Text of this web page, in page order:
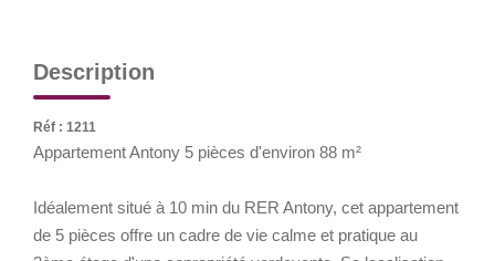
Description
Réf : 1211
Appartement Antony 5 pièces d'environ 88 m²
Idéalement situé à 10 min du RER Antony, cet appartement
de 5 pièces offre un cadre de vie calme et pratique au